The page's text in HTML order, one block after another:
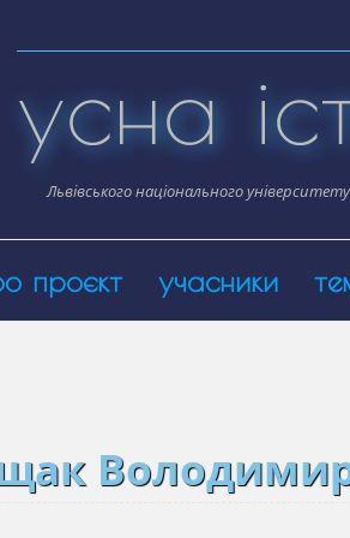
усна
Львівського національного
проєкт учасники